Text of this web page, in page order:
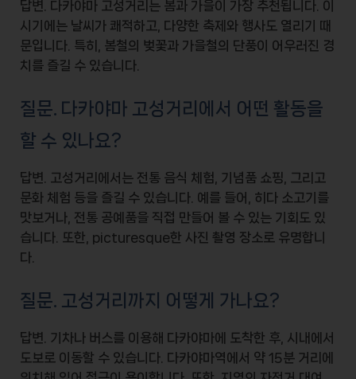
답변. 다카야마 고성거리 는 봄과 가을이 가장 추천됩니다. 이
시기에는 날씨가 쾌적하고, 다양한 축제와 행사도 열리기 때
문입니다. 특히, 봄철의 벚꽃과 가을철의 단풍이 어우러진 경
치를 즐길 수 있습니다.
질문. 다카야마 고성거리에서 어떤 활동을
할 수 있나요?
답변. 고성거리에서는 전통 음식 체험 기념품 쇼핑 , 그리고
문화 체험 등을 즐길 수 있습니다. 예를 들어, 히다 소고기 를
맛보거나, 전통 공예품을 직접 만들어 볼 수 있는 기회도 있
습니다. 또한, picturesque한 사진 촬영 장소로 유명합니
다.
질문. 고성거리까지 어떻게 가나요?
답변. 기차나 버스를 이용해 다카야마에 도착한 후, 시내에서
도보로 이동할 수 있습니다. 다카야마역에서 약 15분 거리에